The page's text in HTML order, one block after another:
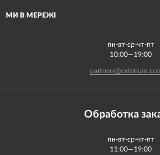
МИ В МЕРЕЖІ
пн-вт-ср-чт-пт
10:00—19:00
Обработка
пн-вт-ср-чт-пт
11:00—19:00